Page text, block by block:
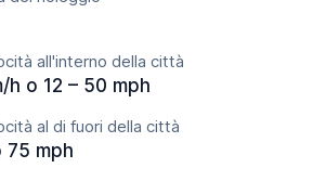
all'interno della città
h o 12 – 50 mph
al di fuori della città
75 mph